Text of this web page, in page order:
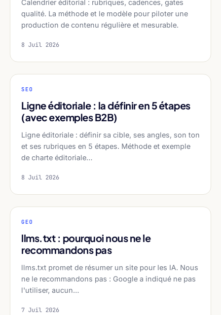
Calendrier éditorial : rubriques, cadences, gates
qualité. La méthode et le modèle pour piloter une
production de contenu régulière et mesurable.
8 Juil 2026
SEO
Ligne éditoriale : la définir en 5 étapes
(avec exemples B2B)
Ligne éditoriale : définir sa cible, ses angles, son ton
et ses rubriques en 5 étapes. Méthode et exemple
de charte éditoriale…
8 Juil 2026
GEO
llms.txt : pourquoi nous ne le
recommandons pas
llms.txt promet de résumer un site pour les IA. Nous
ne le recommandons pas : Google a indiqué ne pas
l'utiliser, aucun…
7 Juil 2026